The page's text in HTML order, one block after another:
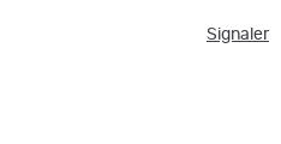
Signaler